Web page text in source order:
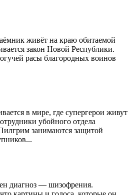
живёт на краю обитаемой
закон Новой Республики.
расы благородных воинов
в мире, где супергерои живут
убойного отдела
занимаются защитой
диагноз — шизофрения.